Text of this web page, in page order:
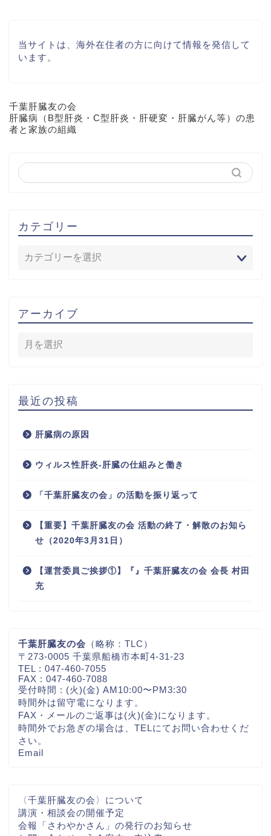
当サイトは、海外在住者の方に向けて情報を発信して
います。
千葉肝臓友の会
肝臓病（B型肝炎・C型肝炎・肝硬変・肝臓がん等）の患
者と家族の組織
カテゴリー
アーカイブ
最近の投稿
肝臓病の原因
ウィルス性肝炎-肝臓の仕組みと働き
「千葉肝臓友の会」の活動を振り返って
【重要】千葉肝臓友の会 活動の終了・解散のお知ら
せ（2020年3月31日）
【運営委員ご挨拶①】『』千葉肝臓友の会 会長 村田
充
千葉肝臓友の会 （略称：TLC）
〒273-0005 千葉県船橋市本町4-31-23
TEL : 047-460-7055
FAX : 047-460-7088
受付時間 : (火)(金) AM10:00〜PM3:30
時間外は留守電になります。
FAX・メールのご返事は(火)(金)になります。
時間外でお急ぎの場合は、TELにてお問い合わせくだ
さい。
Email
〈千葉肝臓友の会〉について
講演・相談会の開催予定
会報「さわやかさん」の発行のお知らせ